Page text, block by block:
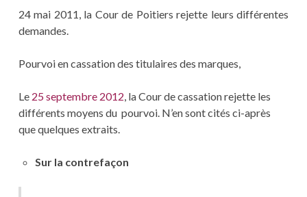
24 mai 2011, la Cour de Poitiers rejette leurs différentes
demandes.
Pourvoi en cassation des titulaires des marques,
Le 25 septembre 2012, la Cour de cassation rejette les
différents moyens du pourvoi. N’en sont cités ci-après
que quelques extraits.
Sur la contrefaçon